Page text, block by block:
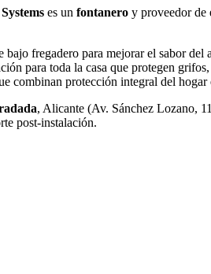
es un fontanero y proveedor de
bajo fregadero para mejorar el sabor del
para toda la casa que protegen
combinan protección integral del hogar
, Alicante (Av. Sánchez Lozano,
post-instalación.